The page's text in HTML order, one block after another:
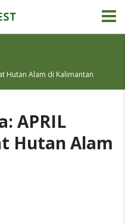
Hutan Alam di Kalimantan
APRIL
Hutan Alam